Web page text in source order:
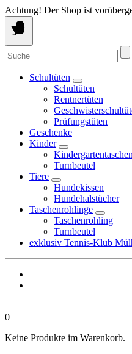
Springe
zum
Inhalt
Achtung! Der Shop ist
Suche
nach:
Schultüten
Schultüten
Rentnertüten
Prüfungstüten
Geschenke
Kinder
Kindergartentaschen
Turnbeutel
Tiere
Hundekissen
Hundehalstücher
Taschenrohlinge
Taschenrohling
Turnbeutel
exklusiv Tennis-Klub
0
Keine Produkte im Warenkorb.